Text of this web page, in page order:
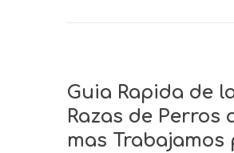
Guia Rapida de
Razas de Perros
mas Trabajamos